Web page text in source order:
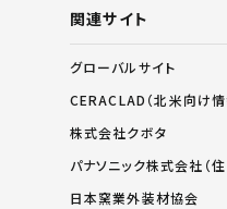
関連サイト
グローバルサイト
CERACLAD（北米向け情
株式会社クボタ
パナソニック株式会社（
日本窯業外装材協会